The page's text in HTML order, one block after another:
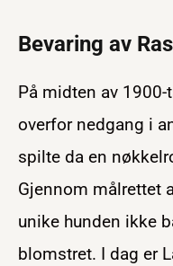
Bevaring av
På midten av
overfor nedgang i
spilte da en
Gjennom målrettet
unike hunden ikke
blomstret. I dag er